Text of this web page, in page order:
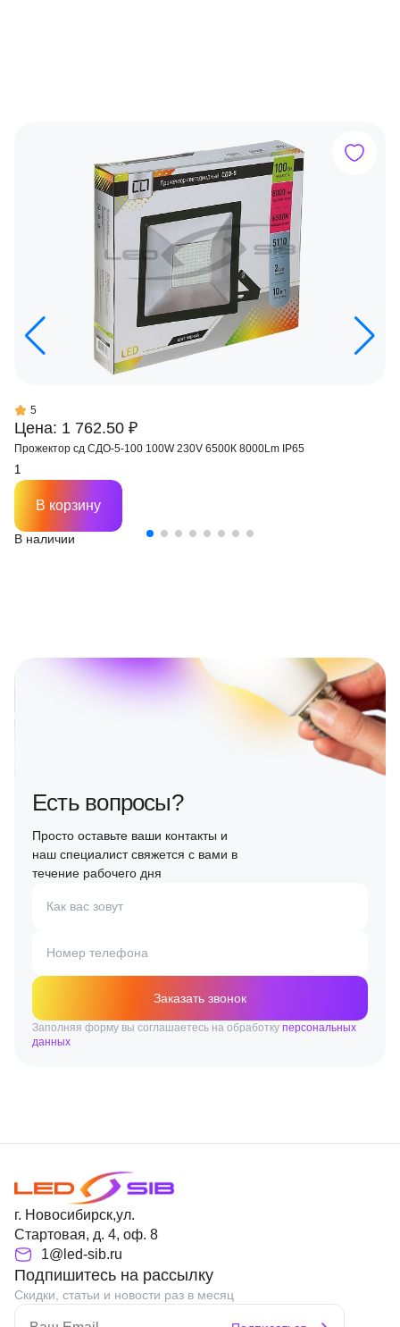
Цена: 1 762.50 ₽
5
Прожектор сд СДО-5-100 100W 230V 6500К 8000Lm IP65
В наличии
В корзину
Есть вопросы?
Просто оставьте ваши контакты и
наш специалист свяжется с вами в
течение рабочего дня
Как вас зовут
Номер телефона
Заказать звонок
Заполняя форму вы соглашаетесь на обработку персональных
данных
г. Новосибирск,ул.
Стартовая, д. 4, оф. 8
1@led-sib.ru
Подпишитесь на рассылку
Скидки, статьи и новости раз в месяц